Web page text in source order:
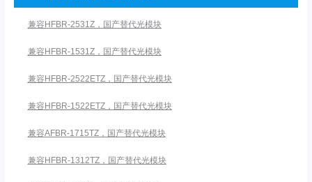
兼容HFBR-2531Z，国产替代光模块
兼容HFBR-1531Z，国产替代光模块
兼容HFBR-2522ETZ，国产替代光模块
兼容HFBR-1522ETZ，国产替代光模块
兼容AFBR-1715TZ，国产替代光模块
兼容HFBR-1312TZ，国产替代光模块